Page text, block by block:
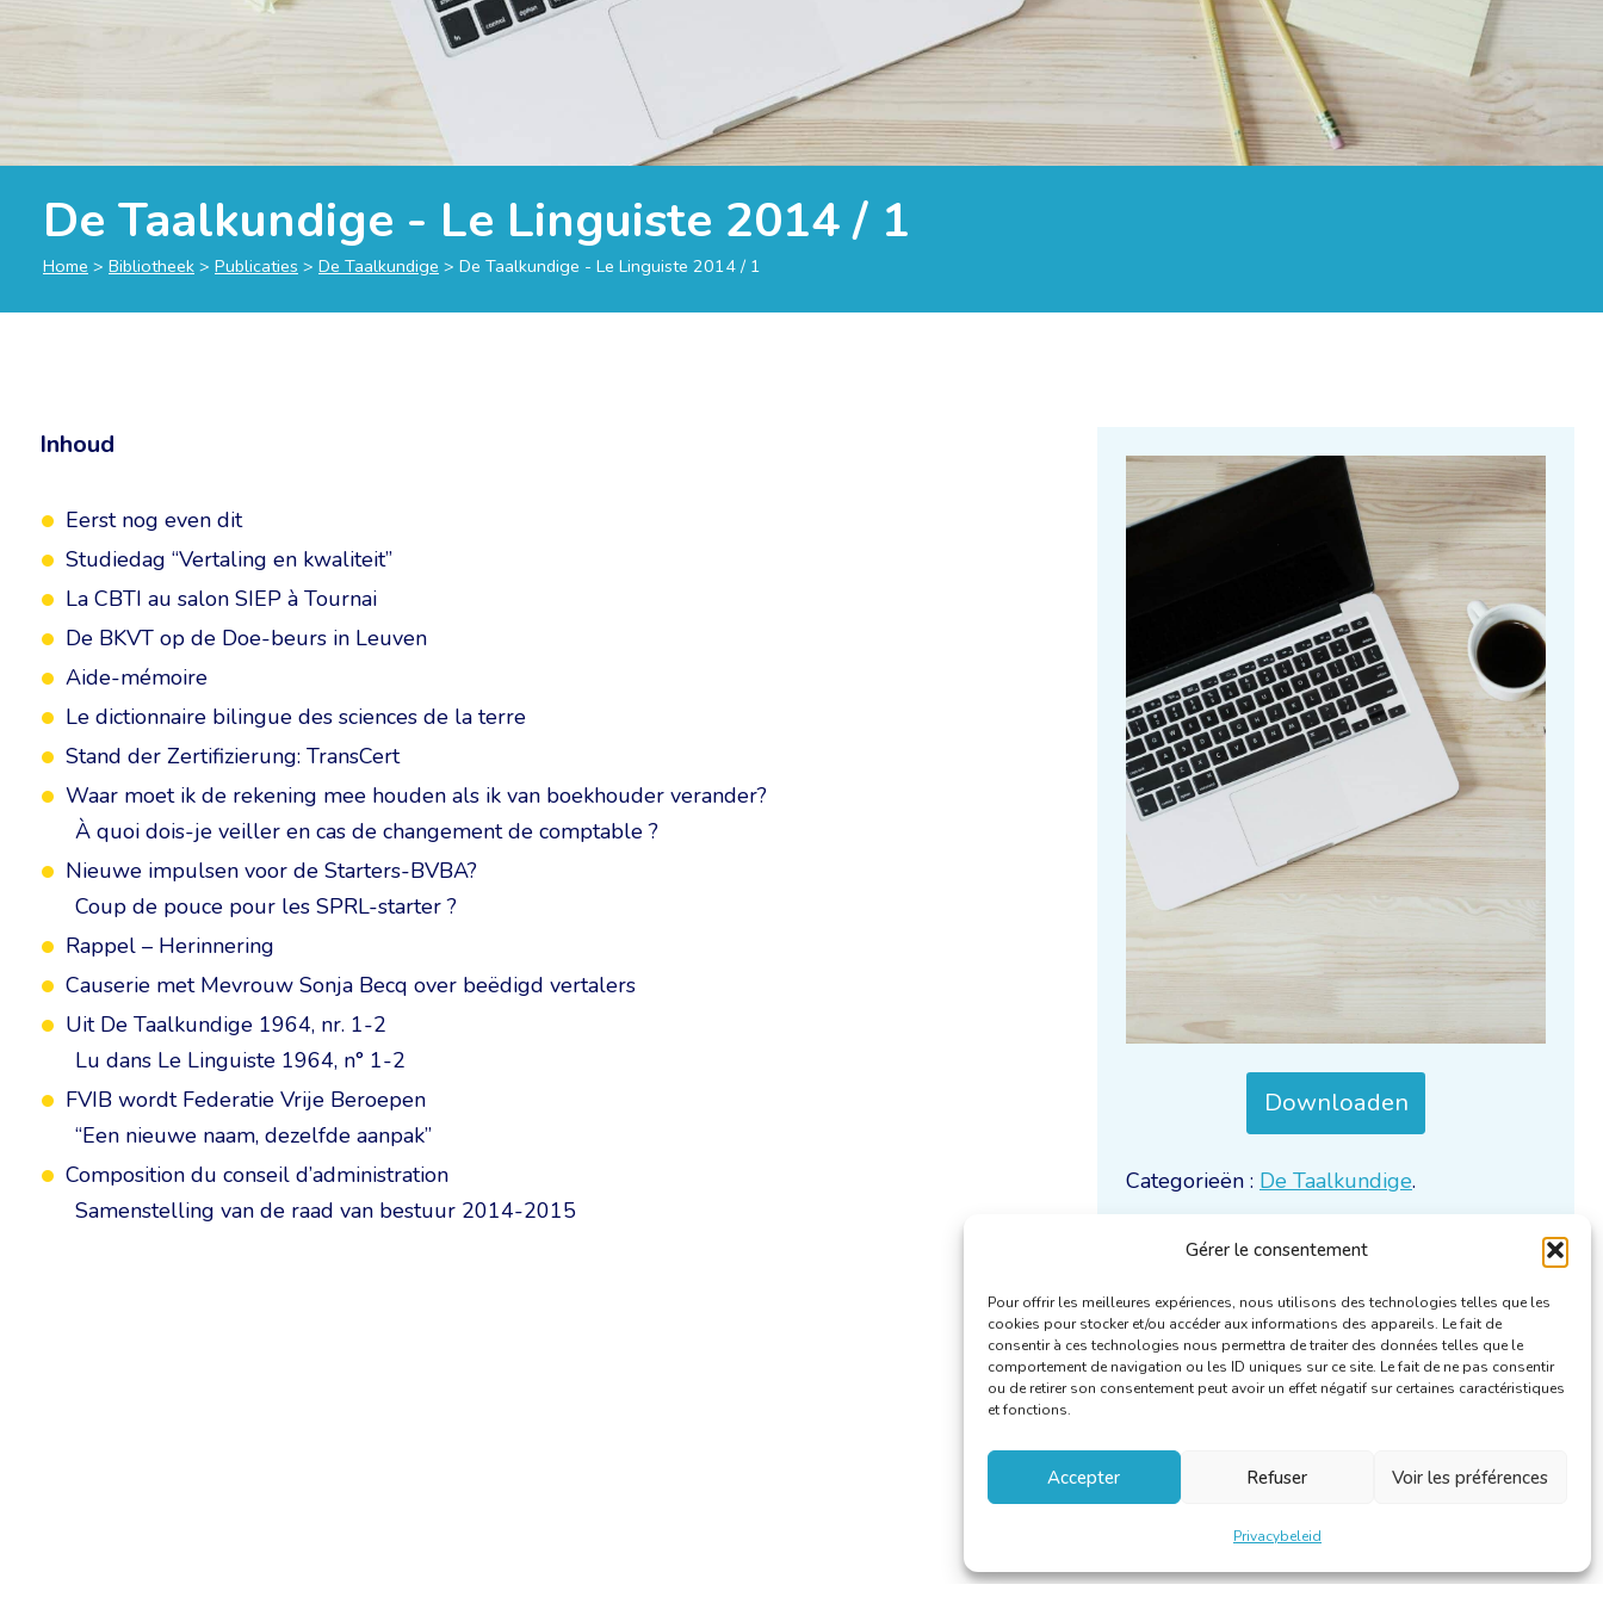
Gérer le consentement
Pour offrir les meilleures expériences, nous utilisons des technologies telles que les
cookies pour stocker et/ou accéder aux informations des appareils. Le fait de
consentir à ces technologies nous permettra de traiter des données telles que le
comportement de navigation ou les ID uniques sur ce site. Le fait de ne pas consentir
ou de retirer son consentement peut avoir un effet négatif sur certaines caractéristiques
et fonctions.
Accepter Refuser Voir les préférences
Privacybeleid
De Taalkundige - Le Linguiste 2014 / 1
Home > Bibliotheek > Publicaties > De Taalkundige > De Taalkundige - Le Linguiste 2014 / 1
Inhoud
Eerst nog even dit
Studiedag “Vertaling en kwaliteit”
La CBTI au salon SIEP à Tournai
De BKVT op de Doe-beurs in Leuven
Aide-mémoire
Le dictionnaire bilingue des sciences de la terre
Stand der Zertifizierung: TransCert
Waar moet ik de rekening mee houden als ik van boekhouder verander?
À quoi dois-je veiller en cas de changement de comptable ?
Nieuwe impulsen voor de Starters-BVBA?
Coup de pouce pour les SPRL-starter ?
Rappel – Herinnering
Causerie met Mevrouw Sonja Becq over beëdigd vertalers
Uit De Taalkundige 1964, nr. 1-2
Lu dans Le Linguiste 1964, n° 1-2
FVIB wordt Federatie Vrije Beroepen
“Een nieuwe naam, dezelfde aanpak”
Composition du conseil d’administration
Samenstelling van de raad van bestuur 2014-2015
Downloaden
Categorieën : De Taalkundige.